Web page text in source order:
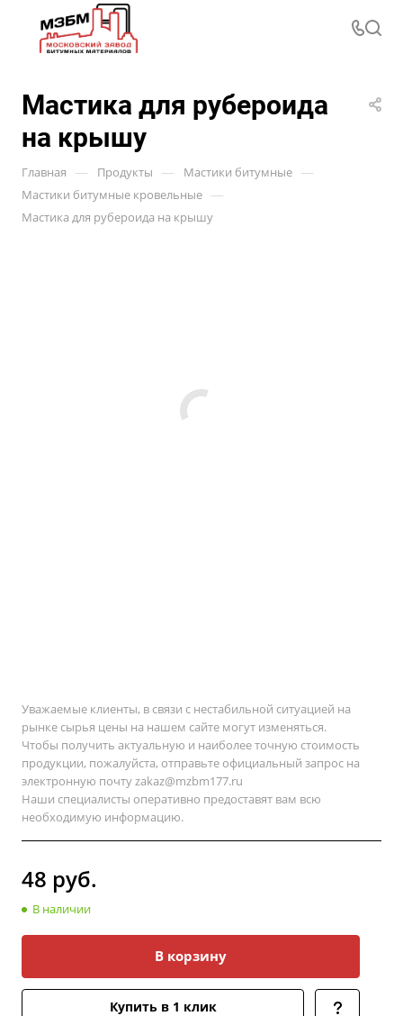
Мастика для рубероида
на крышу
Главная — Продукты — Мастики битумные —
Мастики битумные кровельные —
Мастика для рубероида на крышу
Уважаемые клиенты, в связи с нестабильной ситуацией на
рынке сырья цены на нашем сайте могут изменяться.
Чтобы получить актуальную и наиболее точную стоимость
продукции, пожалуйста, отправьте официальный запрос на
электронную почтуzakaz@mzbm177.ru
Наши специалисты оперативно предоставят вам всю
необходимую информацию.
48 руб.
В наличии
В корзину
Купить в 1 клик